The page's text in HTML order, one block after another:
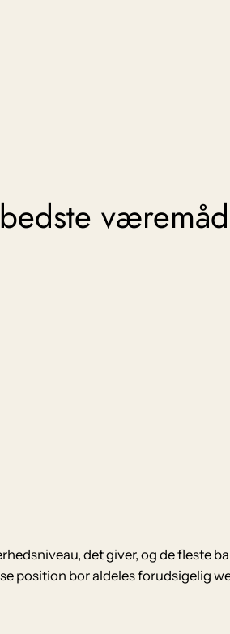
det giver, og de fleste
position bor aldeles forudsigelig